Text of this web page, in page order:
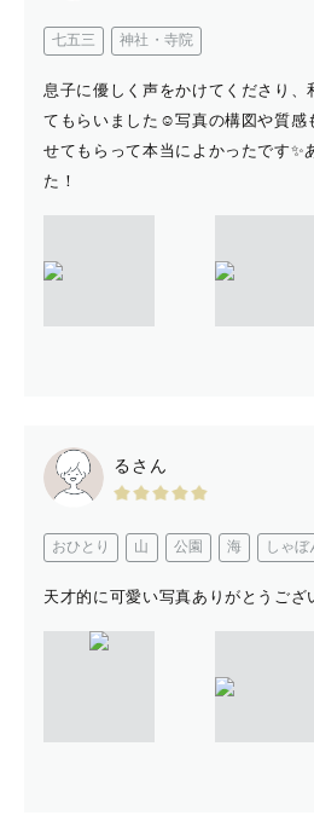
七五三 神社・寺院
息子に優しく声をかけてくださり、
てもらいました☺️写真の構図や質感
せてもらって本当によかったです✨
た！
るさん
おひとり 山 公園 海 しゃぼ
天才的に可愛い写真ありがとうござ